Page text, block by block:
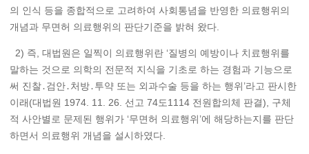
의 인식 등을 종합적으로 고려하여 사회통념을 반영한 의료행위의
개념과 무면허 의료행위의 판단기준을 밝혀 왔다.
2) 즉, 대법원은 일찍이 의료행위란 ‘질병의 예방이나 치료행위를
말하는 것으로 의학의 전문적 지식을 기초로 하는 경험과 기능으로
써 진찰․검안․처방․투약 또는 외과수술 등을 하는 행위’라고 판시한
이래(대법원 1974. 11. 26. 선고 74도1114 전원합의체 판결), 구체
적 사안별로 문제된 행위가 ‘무면허 의료행위’에 해당하는지를 판단
하면서 의료행위 개념을 설시하였다.